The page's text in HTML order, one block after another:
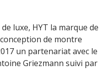
luxe, HYT la marque de
de montre
un partenariat avec le
Griezmann suivi par